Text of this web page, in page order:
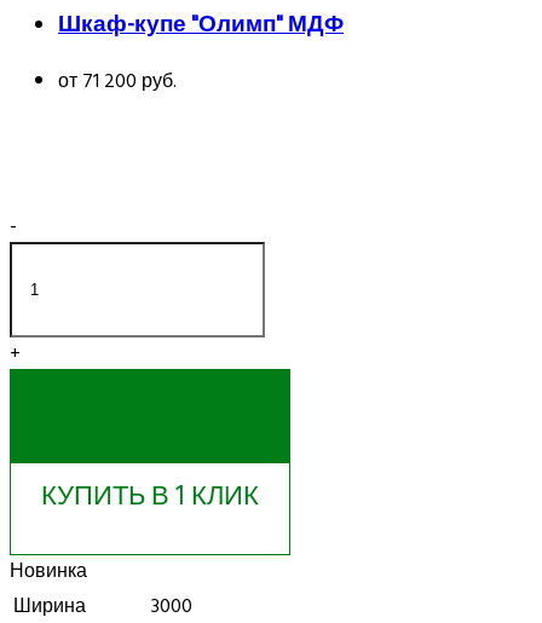
Шкаф-купе "Олимп" МДФ
от 71 200 руб.
-
+
КУПИТЬ В 1 КЛИК
Новинка
Ширина
3000